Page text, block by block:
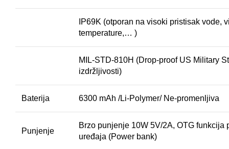
IP69K (otporan na visoki pristisak vode,
temperature,… )
MIL-STD-810H (Drop-proof US Military
izdržljivosti)
Baterija 6300 mAh /Li-Polymer/ Ne-promenljiva
Punjenje
Brzo punjenje 10W 5V/2A, OTG funkcija
uređaja (Power bank)